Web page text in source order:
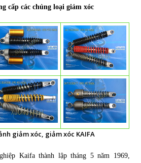
cấp các chủng loại giảm xóc
giảm xóc, giảm xóc KAIFA
Kaifa thành lập tháng 5 năm 1969,